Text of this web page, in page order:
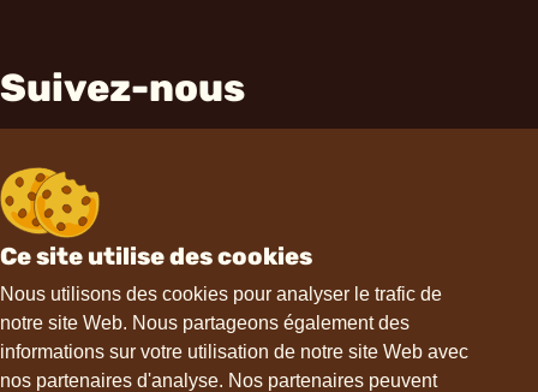
Ce site utilise des cookies
Nous utilisons des cookies pour analyser le trafic de
notre site Web. Nous partageons également des
informations sur votre utilisation de notre site Web avec
nos partenaires d'analyse. Nos partenaires peuvent
Suivez-nous
Contact
hello@choviva.com